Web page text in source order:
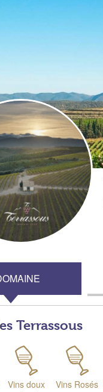
Terrassous
Vins doux
Vins Rosés